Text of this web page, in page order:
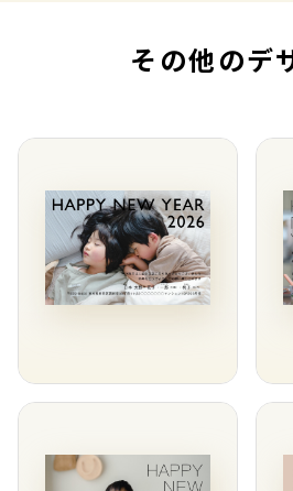
その他のデ